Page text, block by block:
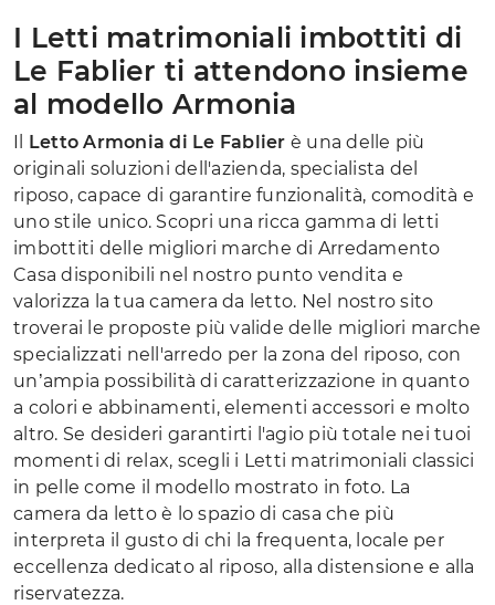
I Letti matrimoniali imbottiti di
Le Fablier ti attendono insieme
al modello Armonia
Il Letto Armonia di Le Fablier è una delle più
originali soluzioni dell'azienda, specialista del
riposo, capace di garantire funzionalità, comodità e
uno stile unico. Scopri una ricca gamma di letti
imbottiti delle migliori marche di Arredamento
Casa disponibili nel nostro punto vendita e
valorizza la tua camera da letto. Nel nostro sito
troverai le proposte più valide delle migliori marche
specializzati nell'arredo per la zona del riposo, con
un’ampia possibilità di caratterizzazione in quanto
a colori e abbinamenti, elementi accessori e molto
altro. Se desideri garantirti l'agio più totale nei tuoi
momenti di relax, scegli i Letti matrimoniali classici
in pelle come il modello mostrato in foto. La
camera da letto è lo spazio di casa che più
interpreta il gusto di chi la frequenta, locale per
eccellenza dedicato al riposo, alla distensione e alla
riservatezza.